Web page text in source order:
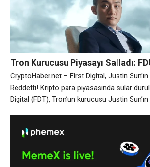
gelişmelerden olumsuz etkilendi. Cuma
Bitcoin, %0,3 oranında düşüşle 83.121
Tron Kurucusu Piyasayı Salladı:
Krizi Derinleşiyor!
CryptoHaber.net – First Digital, Justin Sun’ın
Reddetti! Kripto para piyasasında sular
Digital (FDT), Tron’un kurucusu Justin Sun’ın
aynı zamanda TUSD ihraçlarıyla ilgili yasal
iddia etti. Şirket, konu hakkında bir AMA